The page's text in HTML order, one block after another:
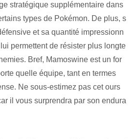
stratégique supplémentaire dans
types de Pokémon. De plus, s
et sa quantité impressionn
permettent de résister plus longte
Bref, Mamoswine⁤ est un ⁢for
quelle équipe, tant en termes
Ne sous-estimez pas cet ours
il vous surprendra par son endura